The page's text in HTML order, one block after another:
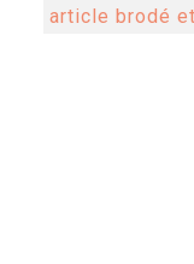
article brodé